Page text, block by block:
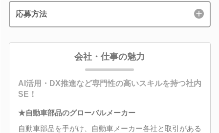
応募方法
会社・仕事の魅力
AI活用・DX推進など専門性の高いスキルを持つ社内
SE！
★自動車部品のグローバルメーカー
自動車部品を手がけ、自動車メーカー各社と取引がある